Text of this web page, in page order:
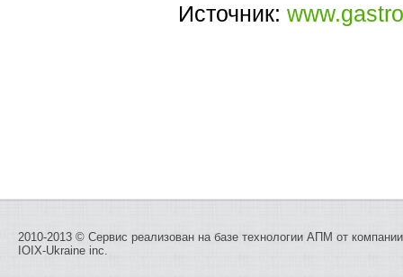
Источник:
2010-2013 © Сервис реализован на базе технологии АПМ от компании
IOIX-Ukraine inc.